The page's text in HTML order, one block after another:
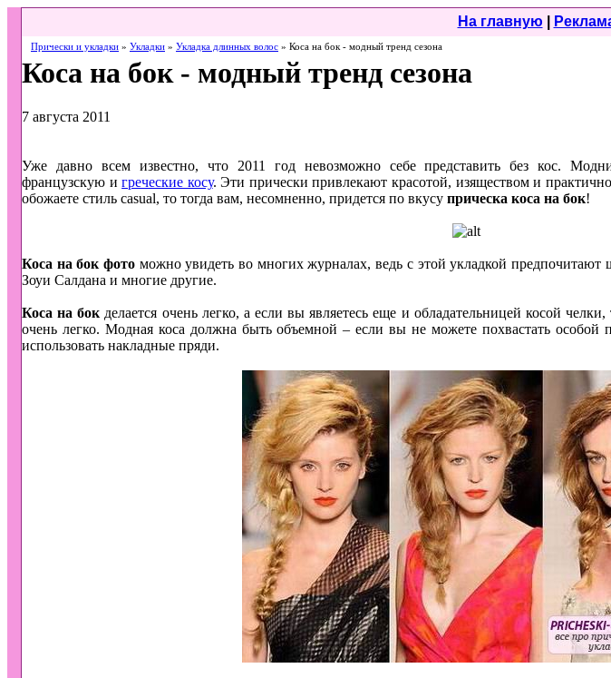
На главную
Прически и укладки » Укладки » Укладка длинных волос » Коса на бок - модный тренд сезона
Коса на бок - модный тренд сезона
7 августа 2011
Уже давно всем известно, что 2011 год невозможно себе представить без кос.
французскую игреческие косу. Эти прически привлекают красотой, изяществом и
обожаете стиль casual, то тогда вам, несомненно, придется по вкусу прическа коса на бок!
Коса на бок фото можно увидеть во многих журналах, ведь с этой укладкой предпочитают
Зоуи Салдана и многие другие.
Коса на бок делается очень легко, а если вы являетесь еще и обладательницей косой
очень легко. Модная коса должна быть объемной – если вы не можете похвастать
использовать накладные пряди.